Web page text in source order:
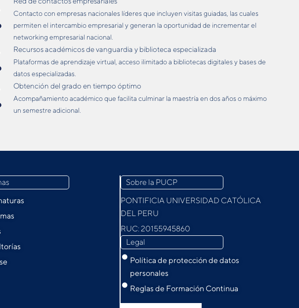
Contacto con empresas nacionales líderes que incluyen visitas guiadas, las cuales
permiten el intercambio empresarial y generan la oportunidad de incrementar el
networking empresarial nacional.
Recursos académicos de vanguardia y biblioteca especializada
Plataformas de aprendizaje virtual, acceso ilimitado a bibliotecas digitales y bases de
datos especializadas.
Obtención del grado en tiempo óptimo
Acompañamiento académico que facilita culminar la maestría en dos años o máximo
un semestre adicional.
Sobre la PUCP
PONTIFICIA UNIVERSIDAD CATÓLICA
DEL PERU
RUC: 20155945860
Legal
Política de protección de datos
personales
Reglas de Formación Continua